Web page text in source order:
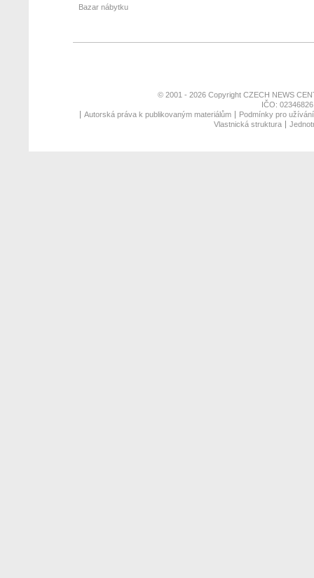
Bazar nábytku
© 2001 - 2026 Copyright CZECH NEWS
IČO:
Autorská práva k publikovaným materiálům
Podmínky pro
Vlastnická struktura